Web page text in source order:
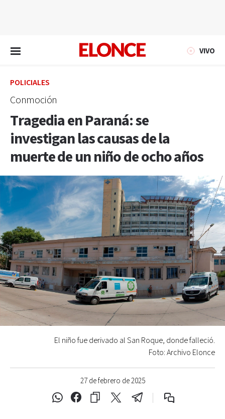
VIVO
POLICIALES
Conmoción
Tragedia en Paraná: se
investigan las causas de la
muerte de un niño de ocho años
27 de febrero de 2025
El niño fue derivado al San Roque, donde falleció.
Foto: Archivo Elonce